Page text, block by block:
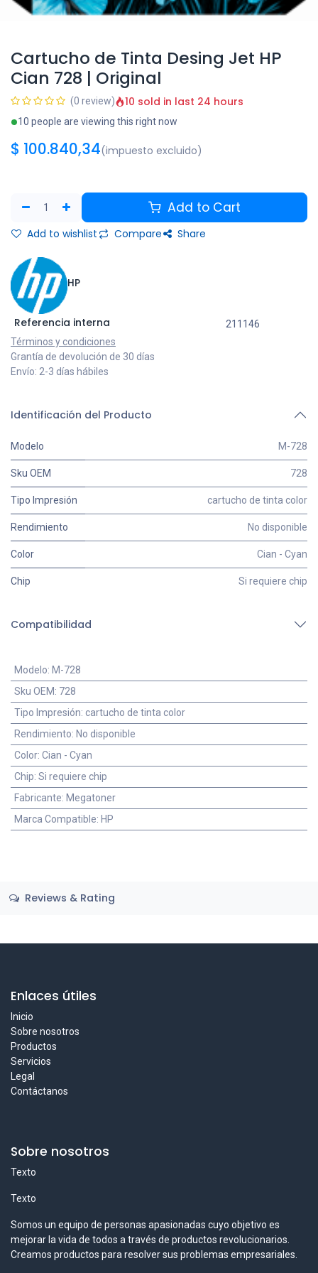
Cartucho de Tinta Desing Jet HP
Cian 728 | Original
(0 review) 10 sold in last 24 hours
10 people are viewing this right now
$ 100.840,34(impuesto excluido)
Add to Cart
Add to wishlist Compare Share
HP
Referencia interna
211146
Términos y condiciones
Grantía de devolución de 30 días
Envío: 2-3 días hábiles
Identificación del Producto
Modelo M-728
Sku OEM 728
Tipo Impresión cartucho de tinta color
Rendimiento No disponible
Color Cian - Cyan
Chip Si requiere chip
Compatibilidad
Modelo: M-728
Sku OEM: 728
Tipo Impresión: cartucho de tinta color
Rendimiento: No disponible
Color: Cian - Cyan
Chip: Si requiere chip
Fabricante: Megatoner
Marca Compatible: HP
Reviews & Rating
Enlaces útiles
Inicio
Sobre nosotros
Productos
Servicios
Legal
Contáctanos
Sobre nosotros
Texto
Texto
Somos un equipo de personas apasionadas cuyo objetivo es
mejorar la vida de todos a través de productos revolucionarios.
Creamos productos para resolver sus problemas empresariales.